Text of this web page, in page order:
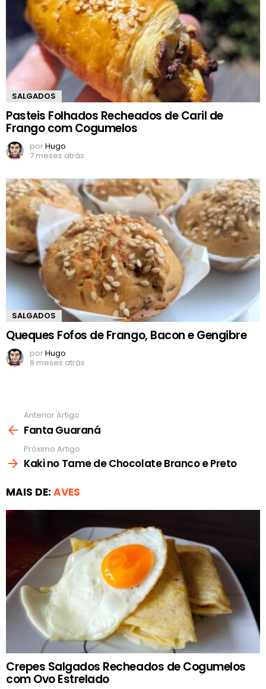
SALGADOS
Pasteis Folhados Recheados de Caril de
Frango com Cogumelos
porHugo
7 meses atrás
SALGADOS
Queques Fofos de Frango, Bacon e Gengibre
porHugo
8 meses atrás
mais
Anterior Artigo
Fanta Guaraná
Próximo Artigo
Kaki no Tame de Chocolate Branco e Preto
MAIS DE: AVES
Crepes Salgados Recheados de Cogumelos
com Ovo Estrelado